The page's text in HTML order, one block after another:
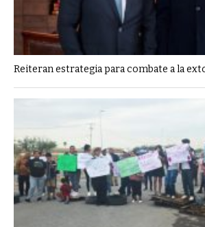
Reiteran estrategia para combate a la